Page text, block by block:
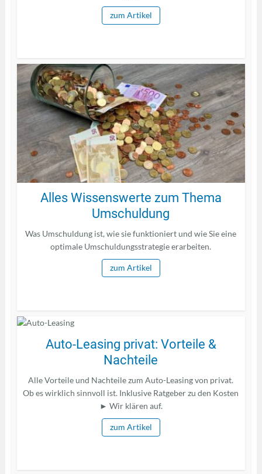
zum Artikel
Alles Wissenswerte zum Thema
Umschuldung
Was Umschuldung ist, wie sie funktioniert und wie Sie eine
optimale Umschuldungsstrategie erarbeiten.
zum Artikel
Auto-Leasing privat: Vorteile &
Nachteile
Alle Vorteile und Nachteile zum Auto-Leasing von privat.
Ob es wirklich sinnvoll ist. Inklusive Ratgeber zu den Kosten
► Wir klären auf.
zum Artikel